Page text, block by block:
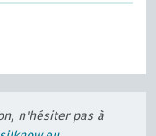
n'hésiter pas à